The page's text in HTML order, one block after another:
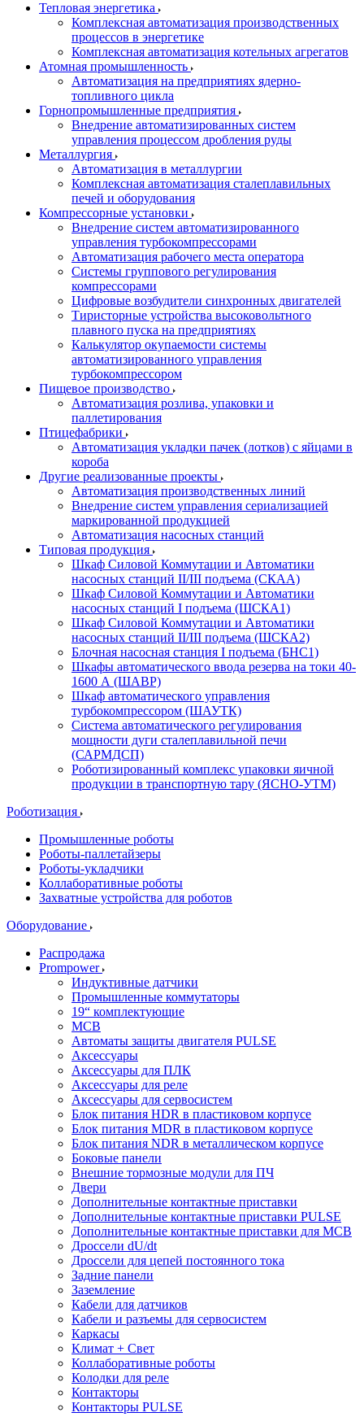
Тепловая энергетика
Комплексная автоматизация производственных
процессов в энергетике
Комплексная автоматизация котельных агрегатов
Атомная промышленность
Автоматизация на предприятиях ядерно-
топливного цикла
Горнопромышленные предприятия
Внедрение автоматизированных систем
управления процессом дробления руды
Металлургия
Автоматизация в металлургии
Комплексная автоматизация сталеплавильных
печей и оборудования
Компрессорные установки
Внедрение систем автоматизированного
управления турбокомпрессорами
Автоматизация рабочего места оператора
Системы группового регулирования
компрессорами
Цифровые возбудители синхронных двигателей
Тиристорные устройства высоковольтного
плавного пуска на предприятиях
Калькулятор окупаемости системы
автоматизированного управления
турбокомпрессором
Пищевое производство
Автоматизация розлива, упаковки и
паллетирования
Птицефабрики
Автоматизация укладки пачек (лотков) с яйцами в
короба
Другие реализованные проекты
Автоматизация производственных линий
Внедрение систем управления сериализацией
маркированной продукцией
Автоматизация насосных станций
Типовая продукция
Шкаф Силовой Коммутации и Автоматики
насосных станций II/III подъема (СКАА)
Шкаф Силовой Коммутации и Автоматики
насосных станций I подъема (ШСКА1)
Шкаф Силовой Коммутации и Автоматики
насосных станций II/III подъема (ШСКА2)
Блочная насосная станция I подъема (БНС1)
Шкафы автоматического ввода резерва на токи 40-
1600 А (ШАВР)
Шкаф автоматического управления
турбокомпрессором (ШАУТК)
Система автоматического регулирования
мощности дуги сталеплавильной печи
(САРМДСП)
Роботизированный комплекс упаковки яичной
продукции в транспортную тару (ЯСНО-УТМ)
Роботизация
Промышленные роботы
Роботы-паллетайзеры
Роботы-укладчики
Коллаборативные роботы
Захватные устройства для роботов
Оборудование
Распродажа
Prompower
Индуктивные датчики
Промышленные коммутаторы
19“ комплектующие
MCB
Автоматы защиты двигателя PULSE
Аксессуары
Аксессуары для ПЛК
Аксессуары для реле
Аксессуары для сервосистем
Блок питания HDR в пластиковом корпусе
Блок питания MDR в пластиковом корпусе
Блок питания NDR в металлическом корпусе
Боковые панели
Внешние тормозные модули для ПЧ
Двери
Дополнительные контактные приставки
Дополнительные контактные приставки PULSE
Дополнительные контактные приставки для MCB
Дроссели dU/dt
Дроссели для цепей постоянного тока
Задние панели
Заземление
Кабели для датчиков
Кабели и разъемы для сервосистем
Каркасы
Климат + Свет
Коллаборативные роботы
Колодки для реле
Контакторы
Контакторы PULSE